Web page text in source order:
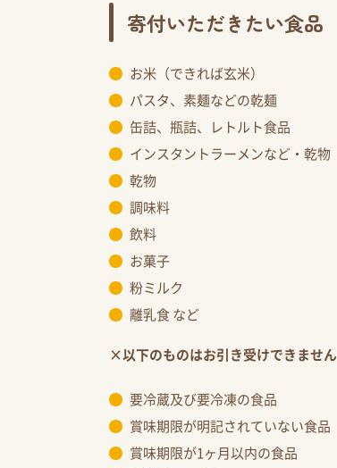
寄付いただきたい食品
お米（できれば玄米）
パスタ、素麺などの乾麺
缶詰、瓶詰、レトルト食品
インスタントラーメンなど・乾物
乾物
調味料
飲料
お菓子
粉ミルク
離乳食 など
×以下のものはお引き受けできません
要冷蔵及び要冷凍の食品
賞味期限が明記されていない食品
賞味期限が1ヶ月以内の食品